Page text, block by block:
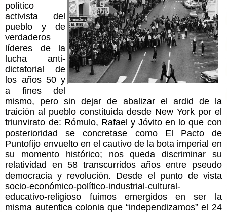
político
activista del
pueblo y de
verdaderos
líderes de la
lucha anti-
dictatorial de
los años 50 y
a fines del
mismo, pero sin dejar de abalizar el ardid de la
traición al pueblo constituida desde New York por el
triunvirato de: Rómulo, Rafael y Jóvito en lo que con
posterioridad se concretase como El Pacto de
Puntofijo envuelto en el cautivo de la bota imperial en
su momento histórico; nos queda discriminar su
relatividad en 58 transcurridos años entre pseudo
democracia y revolución. Desde el punto de vista
socio-económico-político-industrial-cultural-
educativo-religioso fuimos emergidos en ser la
misma autentica colonia que “independizamos” el 24